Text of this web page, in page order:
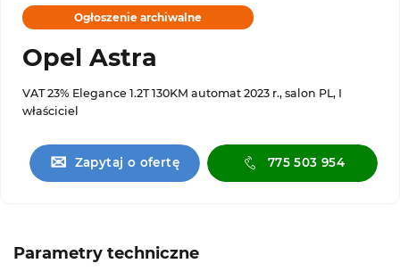
Ogłoszenie archiwalne
Opel Astra
VAT 23% Elegance 1.2T 130KM automat 2023 r., salon PL, I
właściciel
✉ Zapytaj o ofertę 775 503 954
Parametry techniczne